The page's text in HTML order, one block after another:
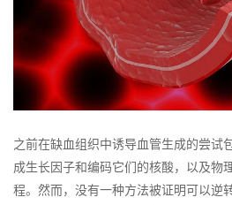
之前在缺血组织中诱导血管生成的尝试
成生长因子和编码它们的核酸，以及物
程。然而，没有一种方法被证明可以逆